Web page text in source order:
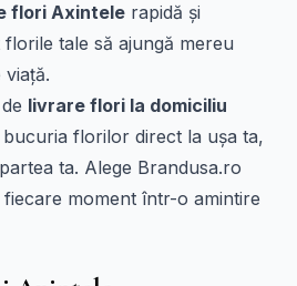
flori Axintele rapidă și
tale să ajungă mereu
viață.
livrare flori la domiciliu
bucuria florilor direct la ușa ta,
ta. Alege Brandusa.ro
moment într-o amintire